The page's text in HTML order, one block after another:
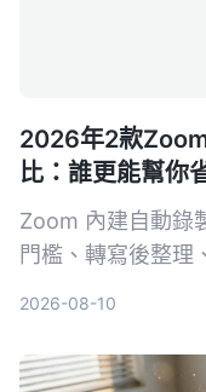
2026年2款
比：誰更能幫你
Zoom 內建自動錄
門檻、轉寫後整理
2026-08-10